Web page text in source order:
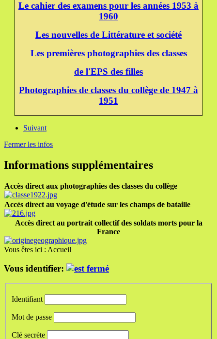
Le cahier des examens pour les années 1953 à
1960
Les nouvelles de Littérature et société
Les premières photographies des classes
de l'EPS des filles
Photographies de classes du collège de 1947 à
1951
Suivant
Fermer les infos
Informations supplémentaires
Accès direct aux photographies des classes du collège
Accès direct au voyage d'étude sur les champs de bataille
Accès direct au portrait collectif des soldats morts pour la
France
Vous êtes ici : Accueil
Vous identifier:
Identifiant
Mot de passe
Clé secrète